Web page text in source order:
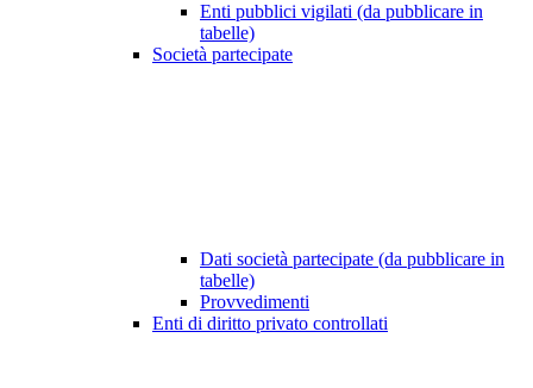
Enti pubblici vigilati (da pubblicare in
tabelle)
Società partecipate
Dati società partecipate (da pubblicare in
tabelle)
Provvedimenti
Enti di diritto privato controllati